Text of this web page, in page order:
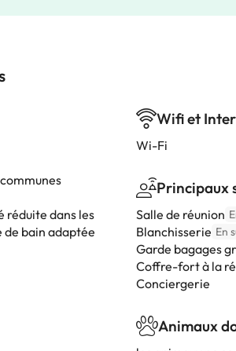
réduite dans les
de bain adaptée
Wifi et
Wi-Fi
Principaux
Salle de réunion
Blanchisserie En
Garde bagages
Coffre-fort à la
Conciergerie
Animaux